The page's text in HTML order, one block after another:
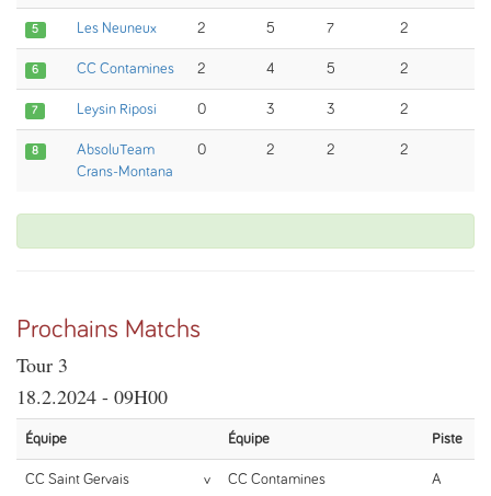
5 Les Neuneux 2 5 7 2
6 CC Contamines 2 4 5 2
7 Leysin Riposi 0 3 3 2
8
AbsoluTeam
Crans-Montana
0 2 2 2
Prochains Matchs
Tour 3
18.2.2024 - 09H00
Équipe Équipe Piste
CC Saint Gervais v CC Contamines A